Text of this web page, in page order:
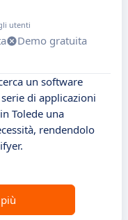
utenti
Demo gratuita
un software
di applicazioni
Tolede una
rendendolo